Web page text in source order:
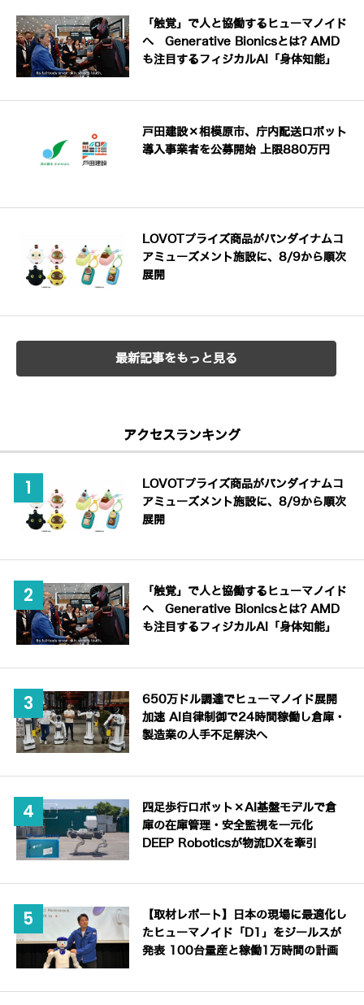
「触覚」で人と協働するヒューマノイド
へ Generative Bionicsとは? AMD
も注目するフィジカルAI「身体知能」
戸田建設×相模原市、庁内配送ロボット
導入事業者を公募開始 上限880万円
LOVOTプライズ商品がバンダイナムコ
アミューズメント施設に、8/9から順次
展開
最新記事をもっと見る
アクセスランキング
LOVOTプライズ商品がバンダイナムコ
アミューズメント施設に、8/9から順次
展開
「触覚」で人と協働するヒューマノイド
へ Generative Bionicsとは? AMD
も注目するフィジカルAI「身体知能」
650万ドル調達でヒューマノイド展開
加速 AI自律制御で24時間稼働し倉庫・
製造業の人手不足解決へ
四足歩行ロボット×AI基盤モデルで倉
庫の在庫管理・安全監視を一元化
DEEP Roboticsが物流DXを牽引
【取材レポート】日本の現場に最適化し
たヒューマノイド「D1」をジールスが
発表 100台量産と稼働1万時間の計画